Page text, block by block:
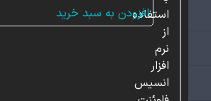
افزودن به سبد خریداستفاده
از
نرم
افزار
انسیس